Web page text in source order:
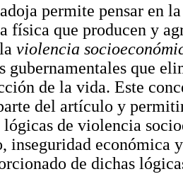
permite pensar en
física que producen y
violencia
gubernamentales que
de la vida. Este
del artículo y
lógicas de violencia
inseguridad económica
de dichas